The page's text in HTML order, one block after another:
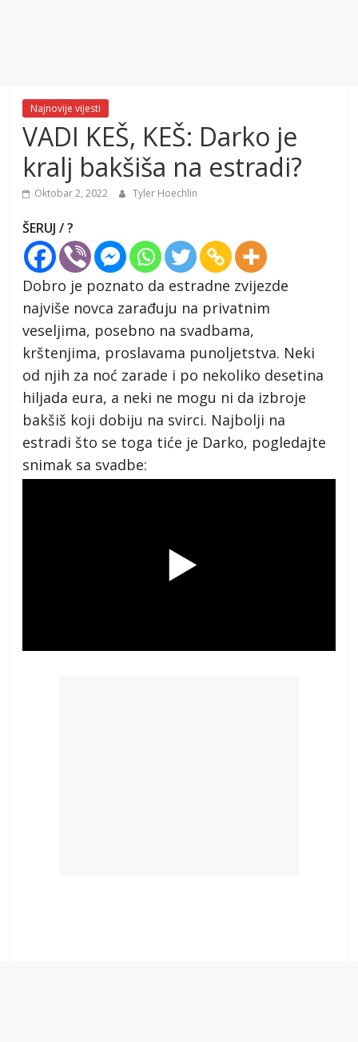
Najnovije vijesti
VADI KEŠ, KEŠ: Darko je
kralj bakšiša na estradi?
Oktobar 2, 2022 Tyler Hoechlin
ŠERUJ / ?
Dobro je poznato da estradne zvijezde
najviše novca zarađuju na privatnim
veseljima, posebno na svadbama,
krštenjima, proslavama punoljetstva. Neki
od njih za noć zarade i po nekoliko desetina
hiljada eura, a neki ne mogu ni da izbroje
bakšiš koji dobiju na svirci. Najbolji na
estradi što se toga tiće je Darko, pogledajte
snimak sa svadbe: